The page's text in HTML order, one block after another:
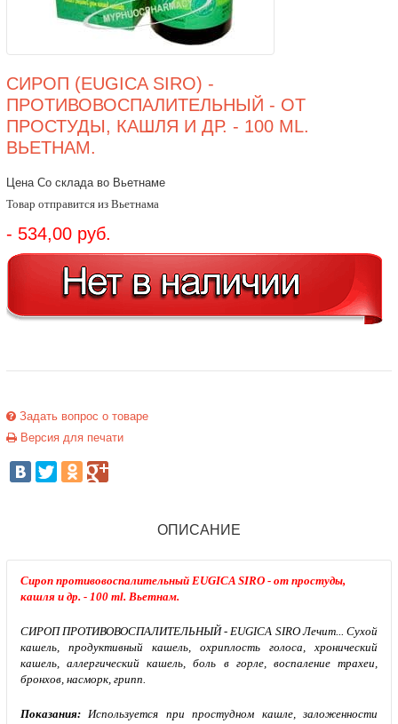
СИРОП (EUGICA SIRO) -
ПРОТИВОВОСПАЛИТЕЛЬНЫЙ - ОТ
ПРОСТУДЫ, КАШЛЯ И ДР. - 100 ML.
ВЬЕТНАМ.
Цена Со склада во Вьетнаме
Товар отправится из Вьетнама
- 534,00 руб.
Задать вопрос о товаре
Версия для печати
ОПИСАНИЕ
Сироп противовоспалительный EUGICA SIRO - от простуды,
кашля и др. - 100 ml. Вьетнам.
СИРОП ПРОТИВОВОСПАЛИТЕЛЬНЫЙ - EUGICA SIRO Лечит... Сухой
кашель, продуктивный кашель, охриплость голоса, хронический
кашель, аллергический кашель, боль в горле, воспаление трахеи,
бронхов, насморк, грипп.
Показания:Используется при простудном кашле, заложенности